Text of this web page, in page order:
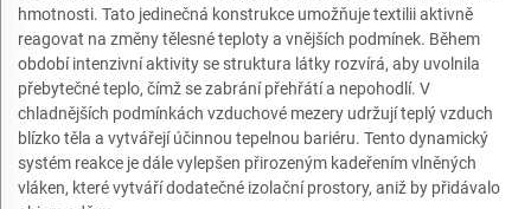
hmotnosti. Tato jedinečná konstrukce umožňuje textilii aktivně
reagovat na změny tělesné teploty a vnějších podmínek. Během
období intenzivní aktivity se struktura látky rozvírá, aby uvolnila
přebytečné teplo, čímž se zabrání přehřátí a nepohodlí. V
chladnějších podmínkách vzduchové mezery udržují teplý vzduch
blízko těla a vytvářejí účinnou tepelnou bariéru. Tento dynamický
systém reakce je dále vylepšen přirozeným kadeřením vlněných
vláken, které vytváří dodatečné izolační prostory, aniž by přidávalo